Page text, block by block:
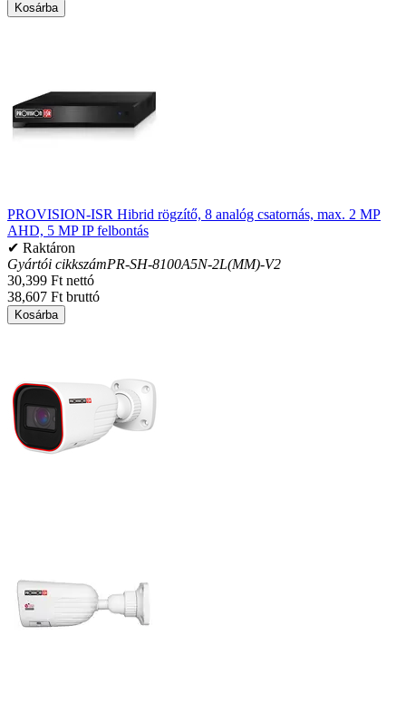
Kosárba
PROVISION-ISR Hibrid rögzítő, 8 analóg csatornás, max. 2 MP
AHD, 5 MP IP felbontás
✔ Raktáron
Gyártói cikkszámPR-SH-8100A5N-2L(MM)-V2
30,399 Ft nettó
38,607 Ft bruttó
Kosárba